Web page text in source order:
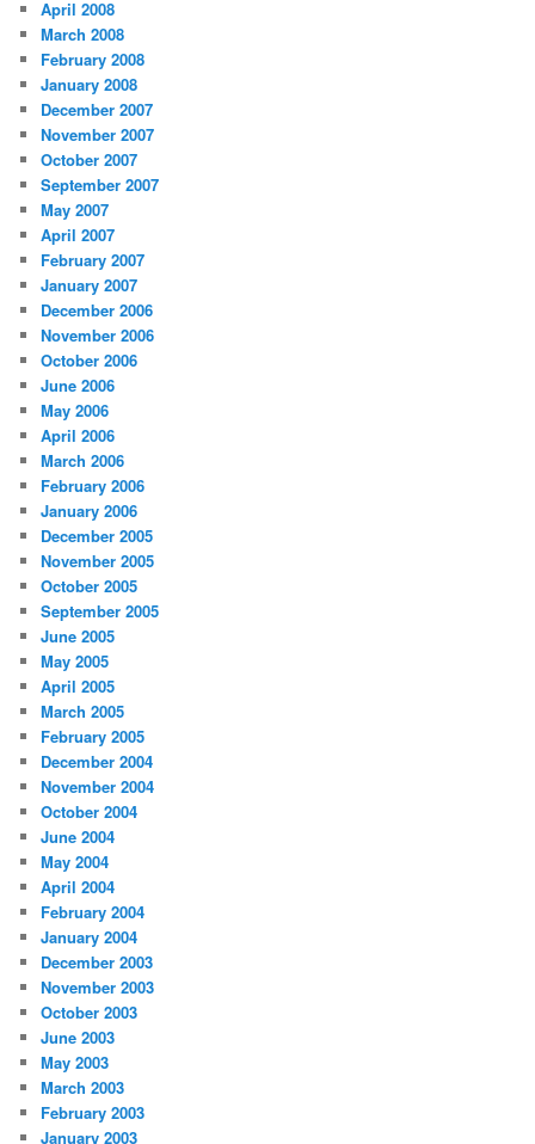
April 2008
March 2008
February 2008
January 2008
December 2007
November 2007
October 2007
September 2007
May 2007
April 2007
February 2007
January 2007
December 2006
November 2006
October 2006
June 2006
May 2006
April 2006
March 2006
February 2006
January 2006
December 2005
November 2005
October 2005
September 2005
June 2005
May 2005
April 2005
March 2005
February 2005
December 2004
November 2004
October 2004
June 2004
May 2004
April 2004
February 2004
January 2004
December 2003
November 2003
October 2003
June 2003
May 2003
March 2003
February 2003
January 2003